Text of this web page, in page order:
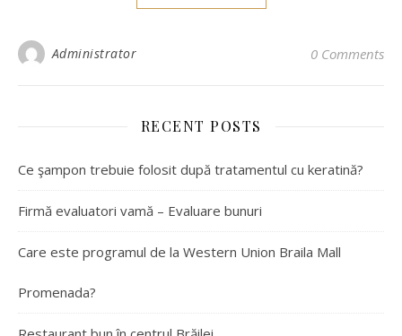
Administrator 0 Comments
RECENT POSTS
Ce şampon trebuie folosit după tratamentul cu keratină?
Firmă evaluatori vamă – Evaluare bunuri
Care este programul de la Western Union Braila Mall
Promenada?